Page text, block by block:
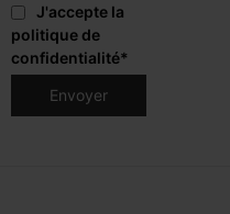
J'accepte la
politique de
confidentialité*